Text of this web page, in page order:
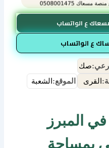
ع الواتساب
ع الواتساب
صك
القرى الموقع: الشعبة
المبرز
بمساحة